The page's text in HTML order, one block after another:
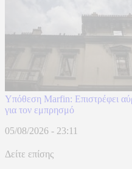
Υπόθεση Marfin: Επιστρέφει
για τον εμπρησμό
05/08/2026 - 23:11
Δείτε επίσης